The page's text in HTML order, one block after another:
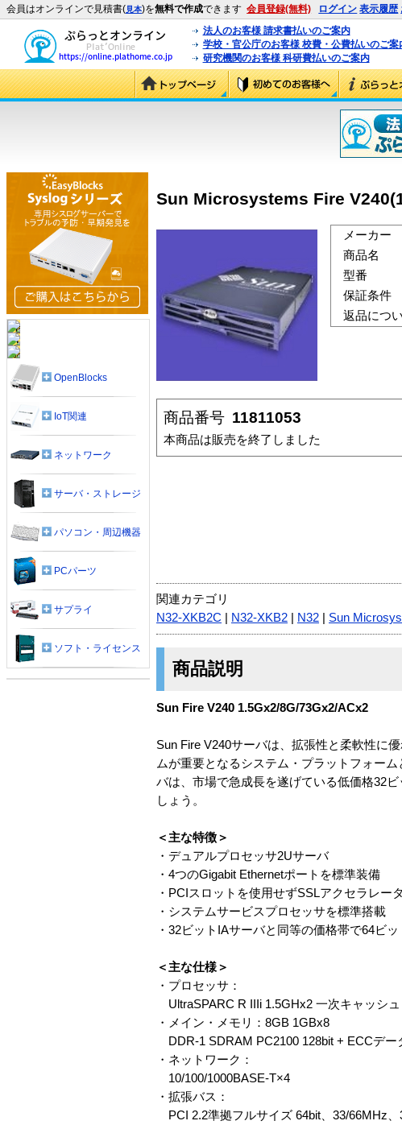
会員はオンラインで見積書(見本)を無料で作成できます 会員登録(無料) ログイン 表示履歴
法人のお客様 請求書払いのご案内
学校・官公庁のお客様 校費・公費払いのご案
研究機関のお客様 科研費払いのご案内
Sun Microsystems Fire
メーカー
商品名
型番
保証条件
返品につ
商品番号 11811053
本商品は販売を終了しました
関連カテゴリ
N32-XKB2C
N32-XKB2 N32 Sun
商品説明
Sun Fire V240 1.5Gx2/8G/73Gx2/ACx2
Sun Fire V240サーバは、拡張性と柔軟性に
ムが重要となるシステム・プラットフォー
バは、市場で急成長を遂げている低価格32
しょう。
＜主な特徴＞
・デュアルプロセッサ2Uサーバ
・4つのGigabit Ethernetポートを標準装備
・PCIスロットを使用せずSSLアクセラレー
・システムサービスプロセッサを標準搭載
・32ビットIAサーバと同等の価格帯で64ビ
＜主な仕様＞
・プロセッサ：
UltraSPARC R IIIi 1.5GHx2 一次キャッシ
・メイン・メモリ：8GB 1GBx8
DDR-1 SDRAM PC2100 128bit + ECCデー
・ネットワーク：
10/100/1000BASE-T×4
・拡張バス：
PCI 2.2準拠フルサイズ 64bit、33/66MHz
OpenBlocks
IoT関連
ネットワーク
サーバ・ストレージ
パソコン・周辺機器
PCパーツ
サプライ
ソフト・ライセンス